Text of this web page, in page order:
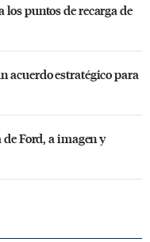
puntos de recarga de
acuerdo estratégico para
Ford, a imagen y